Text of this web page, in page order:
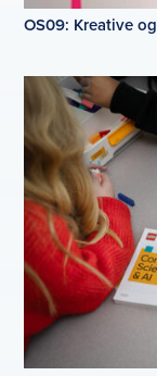
OS09: Kreative